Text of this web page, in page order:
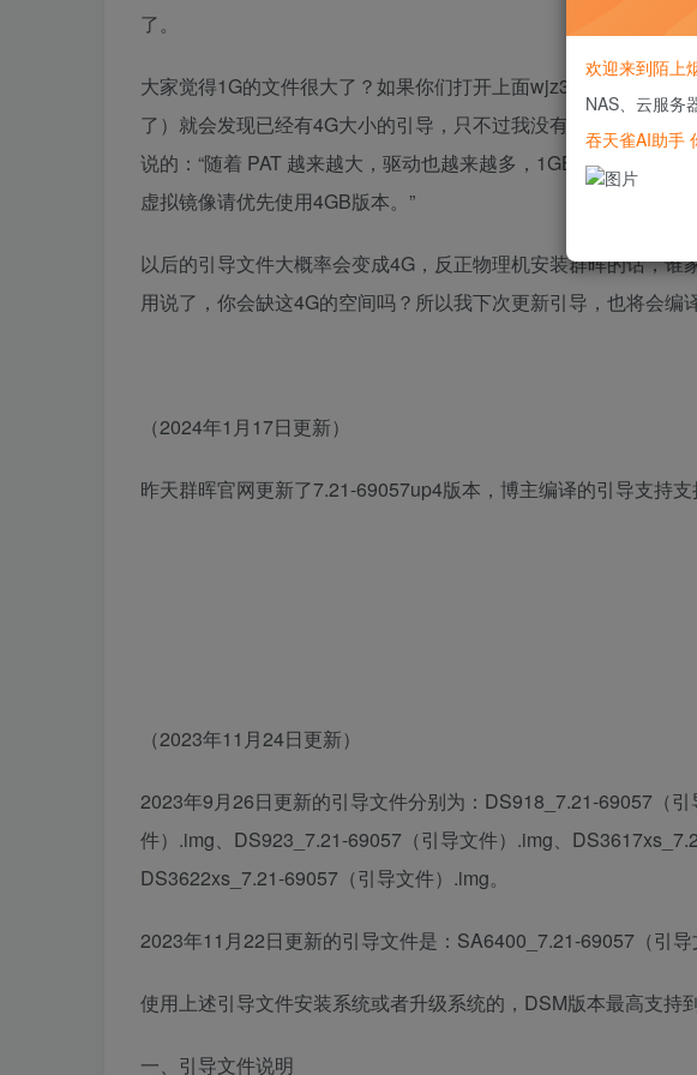
了。
大家觉得1G的文件很大了？如果你们打开上面wjz304的github仓
了）就会发现已经有4G大小的引导，只不过我没有使用4G这个
说的：“随着 PAT 越来越大，驱动也越来越多，1GB的镜像编译
虚拟镜像请优先使用4GB版本。”
以后的引导文件大概率会变成4G，反正物理机安装群晖的话，
用说了，你会缺这4G的空间吗？所以我下次更新引导，也将会编
（2024年1月17日更新）
昨天群晖官网更新了7.21-69057up4版本，博主编译的引导支持支
（2023年11月24日更新）
2023年9月26日更新的引导文件分别为：DS918_7.21-69057（
件）.img、DS923_7.21-69057（引导文件）.img、
DS3622xs_7.21-69057（引导文件）.img。
2023年11月22日更新的引导文件是：SA6400_7.21-69057（引导
使用上述引导文件安装系统或者升级系统的，DSM版本最高支持
一、引导文件说明
欢迎来到陌上
NAS、云服务
吞天雀AI助手